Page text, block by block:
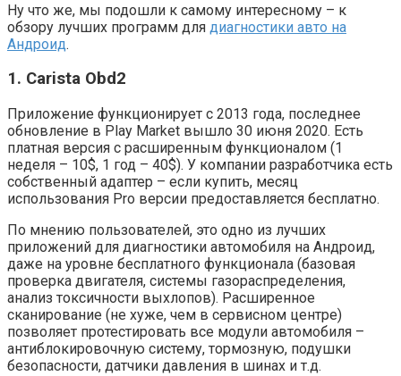
Ну что же, мы подошли к самому интересному – к
обзору лучших программ для диагностики авто на
Андроид.
1. Carista Obd2
Приложение функционирует с 2013 года, последнее
обновление в Play Market вышло 30 июня 2020. Есть
платная версия с расширенным функционалом (1
неделя – 10$, 1 год – 40$). У компании разработчика есть
собственный адаптер – если купить, месяц
использования Pro версии предоставляется бесплатно.
По мнению пользователей, это одно из лучших
приложений для диагностики автомобиля на Андроид,
даже на уровне бесплатного функционала (базовая
проверка двигателя, системы газораспределения,
анализ токсичности выхлопов). Расширенное
сканирование (не хуже, чем в сервисном центре)
позволяет протестировать все модули автомобиля –
антиблокировочную систему, тормозную, подушки
безопасности, датчики давления в шинах и т.д.